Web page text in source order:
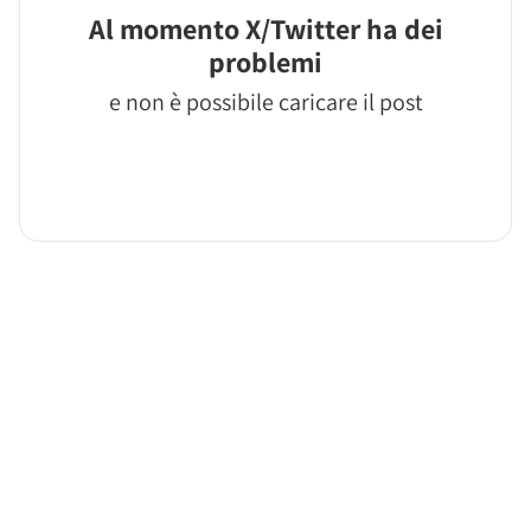
Al momento X/Twitter ha dei
problemi
e non è possibile caricare il post